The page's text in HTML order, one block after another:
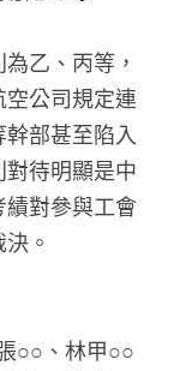
乙、丙等，
公司規定連
部甚至陷入
待明顯是中
對參與工會
。
○○、林甲○○